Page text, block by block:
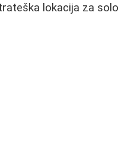
lokacija za solo